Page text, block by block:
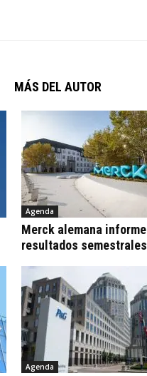
MÁS DEL AUTOR
Agenda
Merck alemana informe
resultados semestrales
Agenda